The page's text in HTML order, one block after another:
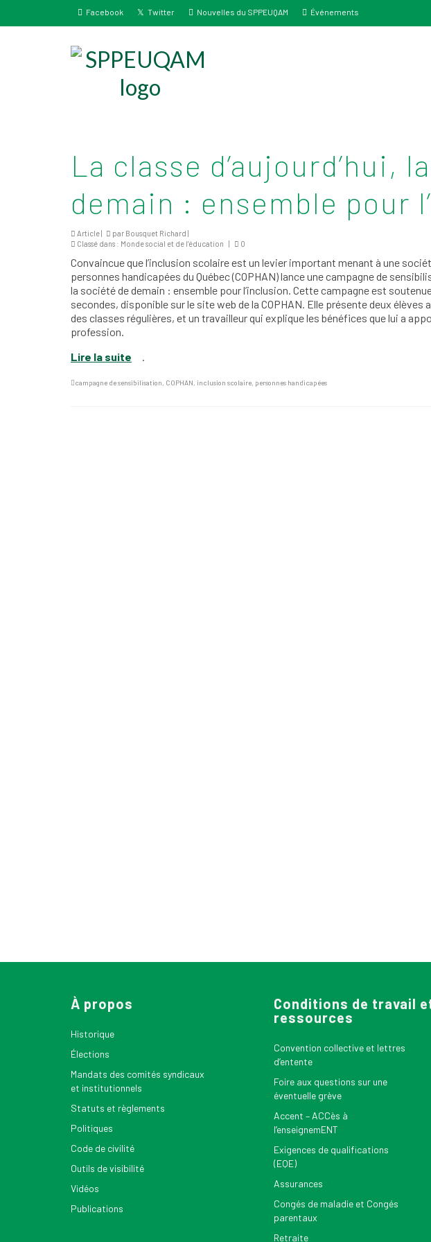
Facebook Twitter Nouvelles du SPPEUQAM Événements
La classe d’aujourd’hui,
demain : ensemble pour
Article | par Bousquet Richard |
Classé dans : Monde social et de l’éducation | 0
Convaincue que l’inclusion scolaire est un levier important menant à une
personnes handicapées du Québec (COPHAN) lance une campagne de
la société de demain : ensemble pour l’inclusion. Cette campagne est
secondes, disponible sur le site web de la COPHAN. Elle présente deux
des classes régulières, et un travailleur qui explique les bénéfices que lui a
profession.
Lire la suite
.
campagne de sensibilisation, COPHAN, inclusion scolaire, personnes handicapées
À propos
Historique
Élections
Mandats des comités syndicaux
et institutionnels
Statuts et règlements
Politiques
Code de civilité
Outils de visibilité
Vidéos
Publications
Conditions de travail
ressources
Convention collective et lettres
d’entente
Foire aux questions sur une
éventuelle grève
Accent – ACCès à
l’enseignemENT
Exigences de qualifications
(EQE)
Assurances
Congés de maladie et Congés
parentaux
Retraite